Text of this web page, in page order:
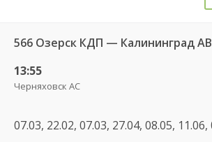
566 Озерск КДП — Калининград АВ
13:55
Черняховск АС